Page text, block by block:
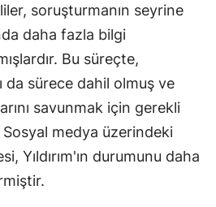
Manisa
Mardin
Muğla
Muş
soruşturmanın seyrine
daha fazla bilgi
Bu süreçte,
da sürece dahil olmuş ve
savunmak için gerekli
Sosyal medya üzerindeki
Yıldırım'ın durumunu daha